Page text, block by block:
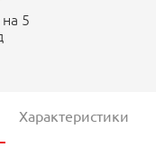
5
Характеристики